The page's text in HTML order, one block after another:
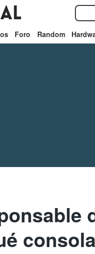
Foro Random